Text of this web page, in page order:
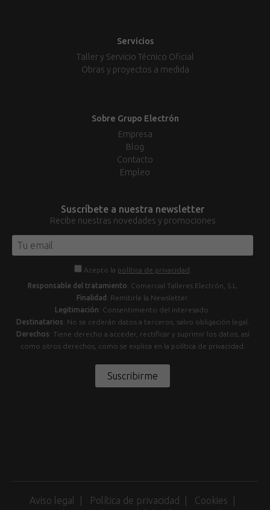
Servicios
Taller y Servicio Técnico Oficial
Obras y proyectos a medida
Sobre Grupo Electrón
Empresa
Blog
Contacto
Empleo
Suscríbete a nuestra newsletter
Recibe nuestras novedades y promociones
Acepto la política de privacidad
Responsable del tratamiento: Comercial Talleres Electrón, S.L.
Finalidad : Remitirle la Newsletter.
Legitimación: Consentimiento del interesado.
Destinatarios: No se cederán datos a terceros, salvo obligación legal.
Derechos: Tiene derecho a acceder, rectificar y suprimir los datos, así
como otros derechos, como se explica en la política de privacidad.
Suscribirme
Aviso legal Política de privacidad
Cookies